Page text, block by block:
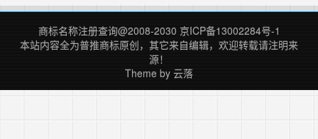
有些在看到前几个月还能通过的商标名称，但是后
面提报可能就过不了，或者同时提交含有相同的
词，甲可以过，乙可能过不了，有同行朋友给普推
商标老杨说，同样的商标名称同样的主体，只是换
继续阅读 »
商标名称注册查询@2008-2030 京ICP备13002284号-1
本站内容全为普推商标原创，其它来自编辑，欢迎转载请注明来
源！
Theme by 云落